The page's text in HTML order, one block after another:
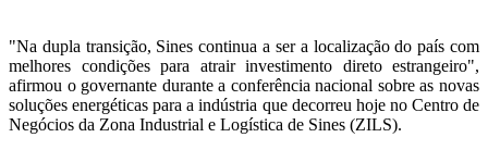
"Na dupla transição, Sines continua a ser a localização do país com
melhores condições para atrair investimento direto estrangeiro",
afirmou o governante durante a conferência nacional sobre as novas
soluções energéticas para a indústria que decorreu hoje no Centro de
Negócios da Zona Industrial e Logística de Sines (ZILS).